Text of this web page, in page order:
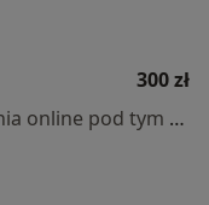
300 zł
Specjalista nie oferuje umawiania online pod tym adresem.